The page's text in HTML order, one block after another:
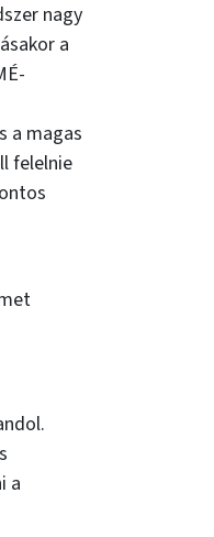
nagy
a
a magas
felelnie
a